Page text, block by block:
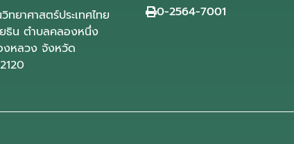
ทยาศาสตร์ประเทศไทย
ธิน ตำบลคลองหนึ่ง
งหลวง จังหวัด
0-2564-7001